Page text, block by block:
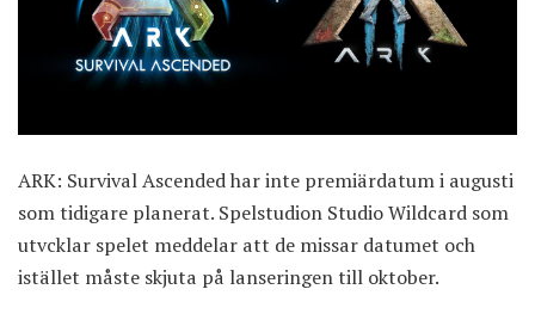
ARK: Survival Ascended har inte premiärdatum i augusti
som tidigare planerat. Spelstudion Studio Wildcard som
utvcklar spelet meddelar att de missar datumet och
istället måste skjuta på lanseringen till oktober.